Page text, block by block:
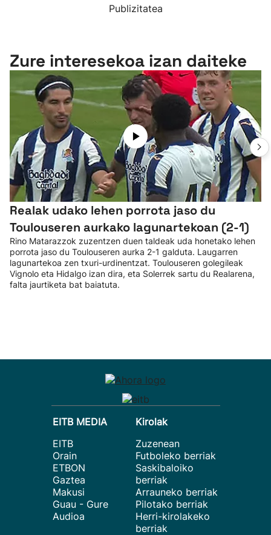
Publizitatea
Zure interesekoa izan daiteke
Realak udako lehen porrota jaso du
Toulouseren aurkako lagunartekoan (2-1)
Rino Matarazzok zuzentzen duen taldeak uda honetako lehen
porrota jaso du Toulouseren aurka 2-1 galduta. Laugarren
lagunartekoa zen txuri-urdinentzat. Toulouseren golegileak
Vignolo eta Hidalgo izan dira, eta Solerrek sartu du Realarena,
falta jaurtiketa bat baiatuta.
EITB MEDIA
EITB
Orain
ETBON
Gaztea
Makusi
Guau - Gure
Audioa
Kirolak
Zuzenean
Futboleko berriak
Saskibaloiko
berriak
Arrauneko berriak
Pilotako berriak
Herri-kirolakeko
berriak